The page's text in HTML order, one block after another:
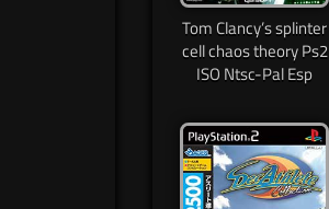
Tom Clancy’s splinter
cell chaos theory Ps2
ISO Ntsc-Pal Esp